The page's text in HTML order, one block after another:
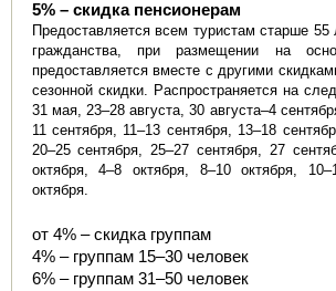
5% – скидка пенсионерам
Предоставляется всем туристам старше 55
гражданства, при размещении на
предоставляется вместе с другими
сезонной скидки. Распространяется на
31 мая, 23–28 августа, 30 августа–4
11 сентября, 11–13 сентября, 13–18
20–25 сентября, 25–27 сентября, 27
октября, 4–8 октября, 8–10 октября,
октября.
от 4% – скидка группам
4% – группам 15–30 человек
6% – группам 31–50 человек